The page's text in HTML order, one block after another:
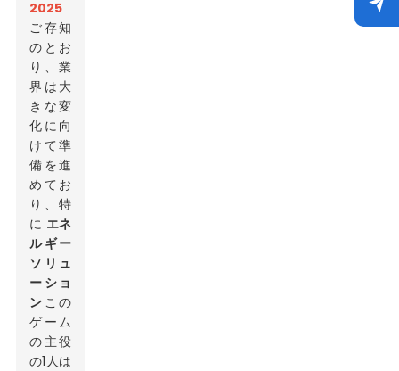
2025
ご存知
のとお
り、業
界は大
きな変
化に向
けて準
備を進
めてお
り、特
に エネ
ルギー
ソリュ
ーショ
ン この
ゲーム
の主役
の1人は